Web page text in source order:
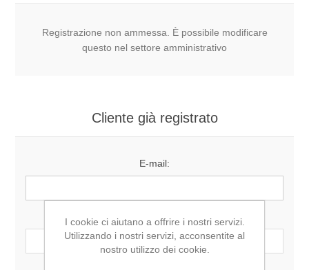
Registrazione non ammessa. È possibile modificare
questo nel settore amministrativo
Cliente già registrato
E-mail:
Password:
I cookie ci aiutano a offrire i nostri servizi.
Utilizzando i nostri servizi, acconsentite al
nostro utilizzo dei cookie.